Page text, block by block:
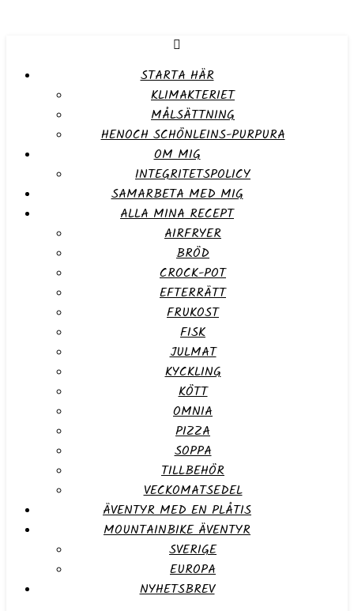
STARTA HÄR
KLIMAKTERIET
MÅLSÄTTNING
HENOCH SCHÖNLEINS-PURPURA
OM MIG
INTEGRITETSPOLICY
SAMARBETA MED MIG
ALLA MINA RECEPT
AIRFRYER
BRÖD
CROCK-POT
EFTERRÄTT
FRUKOST
FISK
JULMAT
KYCKLING
KÖTT
OMNIA
PIZZA
SOPPA
TILLBEHÖR
VECKOMATSEDEL
ÄVENTYR MED EN PLÅTIS
MOUNTAINBIKE ÄVENTYR
SVERIGE
EUROPA
NYHETSBREV